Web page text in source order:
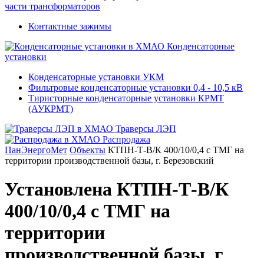
части трансформаторов
Контактные зажимы
Конденсаторные
установки
Конденсаторные установки УКМ
Фильтровые конденсаторные установки 0,4 - 10,5 кВ
Тиристорные конденсаторные установки КРМТ
(АУКРМТ)
Траверсы ЛЭП
Распродажа
ПанЭнергоМет Объекты КТПН-Т-В/К 400/10/0,4 с ТМГ на
территории производственной базы, г. Березовский
Установлена КТПН-Т-В/К
400/10/0,4 с ТМГ на
территории